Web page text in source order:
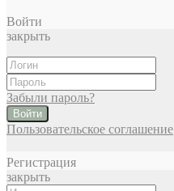
Войти
закрыть
Забыли пароль?
Войти
Пользовательское соглашение
Регистрация
закрыть